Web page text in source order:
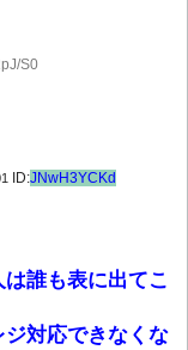
S0
ID:JNwH3YCKd
誰も表に出てこ
対応できなくな